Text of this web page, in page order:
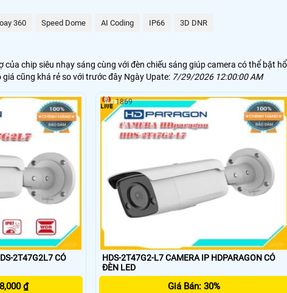
sắt nét. những vị trí lắp camera ngoài trời. camera có màu ban đêm
360 Speed Dome AI Coding IP66 3D DNR
chip siêu nhạy sáng cùng với đèn chiếu sáng giúp camera có thể bật hổ
cũng khá rẻ so với trước đây Ngày Upate: 7/29/2026 12:00:00 AM
2T47G2L7 CÓ
₫
HDS-2T47G2-L7 CAMERA IP HDPARAGON CÓ
ĐÈN LED
Giá Bán: 30%
1869